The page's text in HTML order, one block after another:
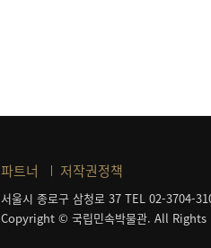
파트너 저작권정책
서울시 종로구 삼청로 37 TEL 02-3704-
Copyright © 국립민속박물관. All Rights